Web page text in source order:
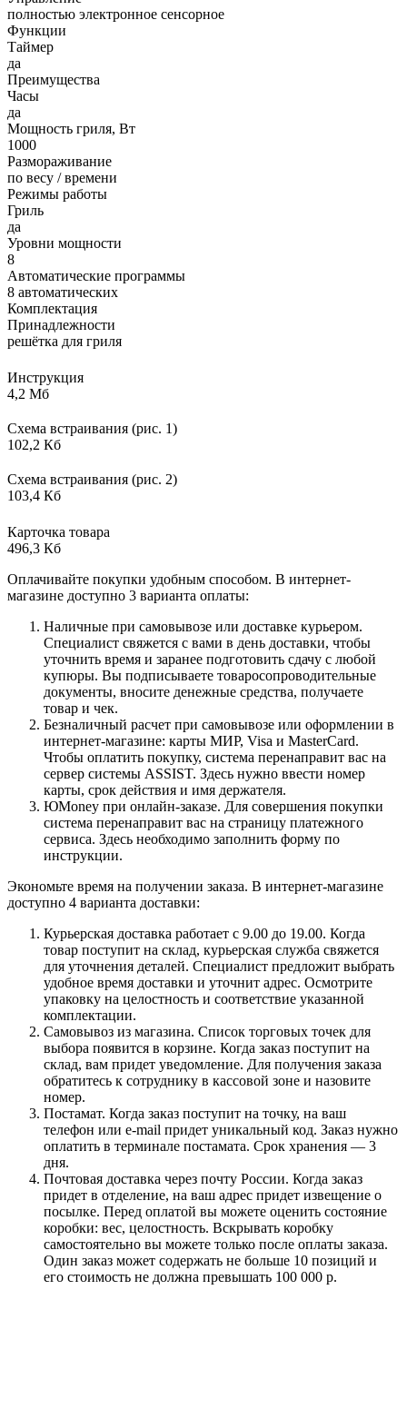
полностью электронное сенсорное
Функции
Таймер
да
Преимущества
Часы
да
Мощность гриля, Вт
1000
Размораживание
по весу / времени
Режимы работы
Гриль
да
Уровни мощности
8
Автоматические программы
8 автоматических
Комплектация
Принадлежности
решётка для гриля
Инструкция
4,2 Мб
Схема встраивания (рис. 1)
102,2 Кб
Схема встраивания (рис. 2)
103,4 Кб
Карточка товара
496,3 Кб
Оплачивайте покупки удобным способом. В интернет-
магазине доступно 3 варианта оплаты:
Наличные при самовывозе или доставке курьером.
Специалист свяжется с вами в день доставки, чтобы
уточнить время и заранее подготовить сдачу с любой
купюры. Вы подписываете товаросопроводительные
документы, вносите денежные средства, получаете
товар и чек.
Безналичный расчет при самовывозе или оформлении в
интернет-магазине: карты МИР, Visa и MasterCard.
Чтобы оплатить покупку, система перенаправит вас на
сервер системы ASSIST. Здесь нужно ввести номер
карты, срок действия и имя держателя.
ЮMoney при онлайн-заказе. Для совершения покупки
система перенаправит вас на страницу платежного
сервиса. Здесь необходимо заполнить форму по
инструкции.
Экономьте время на получении заказа. В интернет-магазине
доступно 4 варианта доставки:
Курьерская доставка работает с 9.00 до 19.00. Когда
товар поступит на склад, курьерская служба свяжется
для уточнения деталей. Специалист предложит выбрать
удобное время доставки и уточнит адрес. Осмотрите
упаковку на целостность и соответствие указанной
комплектации.
Самовывоз из магазина. Список торговых точек для
выбора появится в корзине. Когда заказ поступит на
склад, вам придет уведомление. Для получения заказа
обратитесь к сотруднику в кассовой зоне и назовите
номер.
Постамат. Когда заказ поступит на точку, на ваш
телефон или e-mail придет уникальный код. Заказ нужно
оплатить в терминале постамата. Срок хранения — 3
дня.
Почтовая доставка через почту России. Когда заказ
придет в отделение, на ваш адрес придет извещение о
посылке. Перед оплатой вы можете оценить состояние
коробки: вес, целостность. Вскрывать коробку
самостоятельно вы можете только после оплаты заказа.
Один заказ может содержать не больше 10 позиций и
его стоимость не должна превышать 100 000 р.